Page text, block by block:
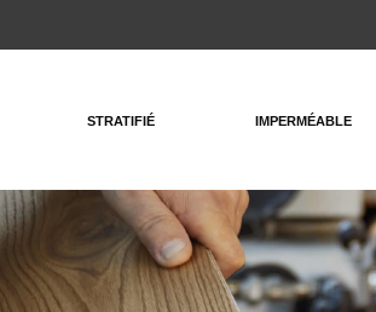
STRATIFIÉ IMPERMÉABLE